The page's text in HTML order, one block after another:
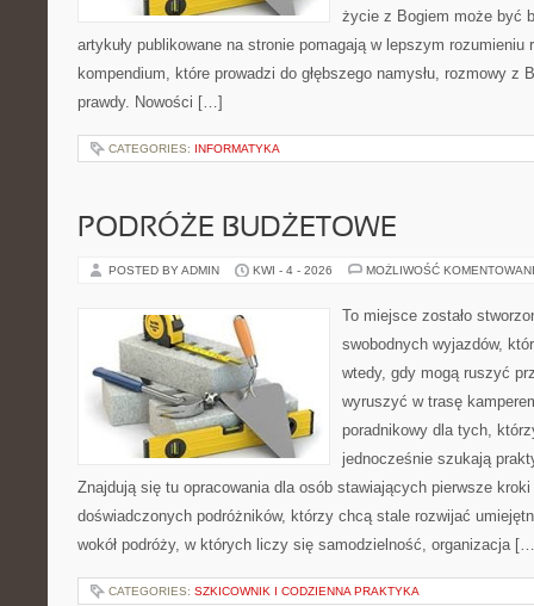
życie z Bogiem może być
artykuły publikowane na stronie pomagają w lepszym rozumieniu
kompendium, które prowadzi do głębszego namysłu, rozmowy z
prawdy. Nowości […]
CATEGORIES: INFORMATYKA
PODRÓŻE BUDŻETOWE
POSTED BY ADMIN KWI - 4 - 2026 MOŻLIWOŚĆ
To miejsce zostało
swobodnych wyjazdów,
wtedy, gdy mogą ruszyć
wyruszyć w trasę
poradnikowy dla tych,
jednocześnie szukają
Znajdują się tu opracowania dla osób stawiających pierwsze
doświadczonych podróżników, którzy chcą stale rozwijać
wokół podróży, w których liczy się samodzielność, organizacja
CATEGORIES: SZKICOWNIK I CODZIENNA PRAKTYKA